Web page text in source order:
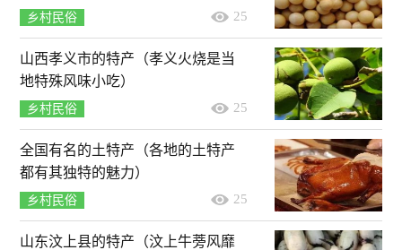
乡村民俗 25
山西孝义市的特产（孝义火烧是当
地特殊风味小吃）
乡村民俗 25
全国有名的土特产（各地的土特产
都有其独特的魅力）
乡村民俗 25
山东汶上县的特产（汶上牛蒡风靡